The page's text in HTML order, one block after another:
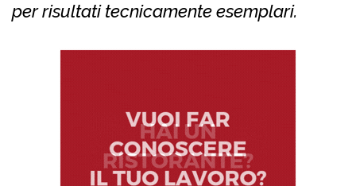
per risultati tecnicamente esemplari.